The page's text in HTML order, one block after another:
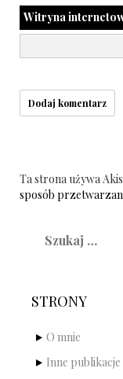
Witryna
Ta strona używa
sposób
STRONY
O mnie
Inne publikacje